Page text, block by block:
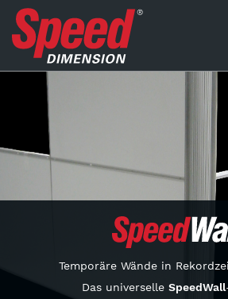
Temporäre Wände in
Das universelle SpeedWall